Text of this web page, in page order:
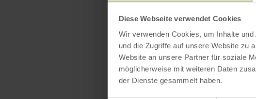
Diese Webseite verwendet Cookies
Wir verwenden Cookies, um Inhalte
und die Zugriffe auf unsere Website zu
Website an unsere Partner für soziale
möglicherweise mit weiteren Daten
der Dienste gesammelt haben.